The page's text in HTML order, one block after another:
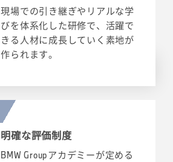
現場での引き継ぎやリアルな学
びを体系化した研修で、活躍で
きる人材に成長していく素地が
作られます。
明確な評価制度
BMW Groupアカデミーが定める